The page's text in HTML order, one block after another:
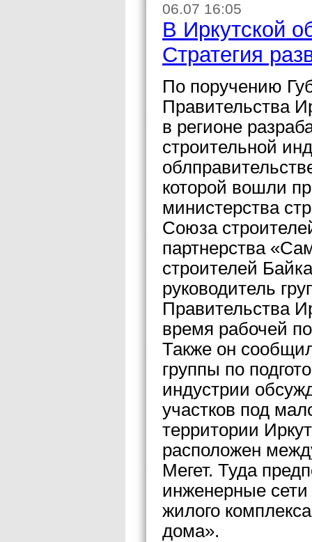
06.07 16:05
В Иркутской
Стратегия
По поручению
Правительства
в регионе
строительной
которой вошли
министерства
Союза
партнерства
строителей
руководитель
Правительства
время рабочей
Также он
группы по
индустрии
участков под
территории
расположен
Мегет. Туда
инженерные сети
жилого
дома».